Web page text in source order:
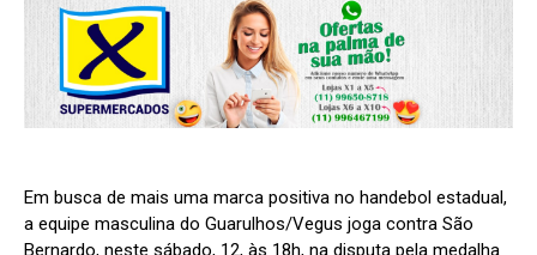
Em busca de mais uma marca positiva no handebol estadual,
a equipe masculina do Guarulhos/Vegus joga contra São